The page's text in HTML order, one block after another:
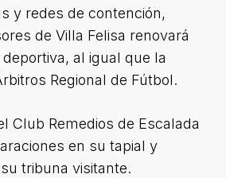
y redes de contención,
de Villa Felisa renovará
al igual que la
Regional de Fútbol.
Club Remedios de Escalada
en su tapial y
tribuna visitante.